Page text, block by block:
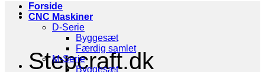
Stepcraft.dk
Forside
CNC Maskiner
D-Serie
Byggesæt
Færdig samlet
M-Serie
Byggesæt